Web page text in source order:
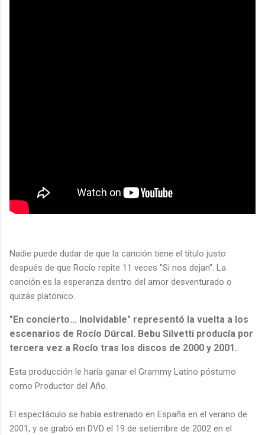
Nadie puede dudar de que la canción tiene el título justo
después de que Rocío repite 11 veces "Si nos dejan". La
canción es la esperanza dentro del amor desventurado o
quizás platónico.
"En concierto... Inolvidable" representó la vuelta a los
escenarios de Rocío Dúrcal. Bebu Silvetti producía por
tercera vez a Rocío tras los discos de 2000 y 2001.
Esta producción le haría ganar el Grammy Latino póstumo
como Productor del Año.
El espectáculo se había estrenado en España en el verano de
2001, y se grabó en DVD el 19 de setiembre de 2002 en el